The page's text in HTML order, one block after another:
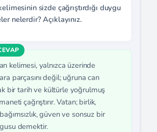
sizde çağrıştırdığı duygu
nelerdir? Açıklayınız.
kelimesi, yalnızca üzerinde
parçasını değil; uğruna can
bir tarih ve kültürle yoğrulmuş
çağrıştırır. Vatan; birlik,
güven ve sonsuz bir
demektir.